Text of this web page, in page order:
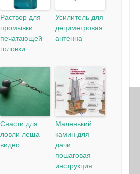
Раствор для
промывки
печатающей
головки
Усилитель для
дециметровая
антенна
Снасти для
ловли леща
видео
Маленький
камин для
дачи
пошаговая
инструкция